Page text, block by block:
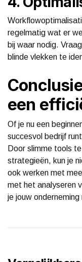
regelmatig wat er
bij waar nodig.
blinde vlekken te
een
Of je nu een
succesvol bedrijf
Door slimme tools
strategieën, kun je
ook werken met
met het analyseren
je jouw